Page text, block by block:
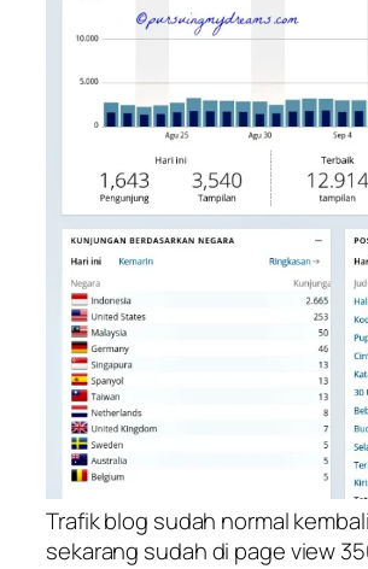
Trafik blog sudah normal
sekarang sudah di page view